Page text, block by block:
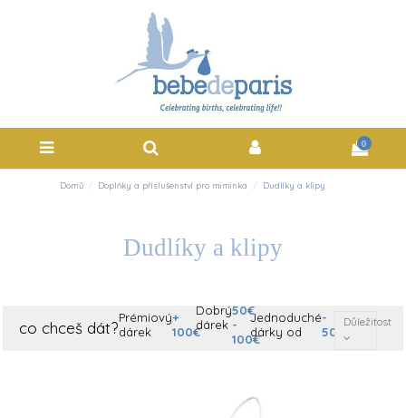
0
Domů Doplňky a příslušenství pro miminka Dudlíky a klipy
Dudlíky a klipy
co chceš dát?
Prémiový
dárek
+
100€
Dobrý
dárek
50€
-
100€
Jednoduché
dárky od
-
50€
Důležitost